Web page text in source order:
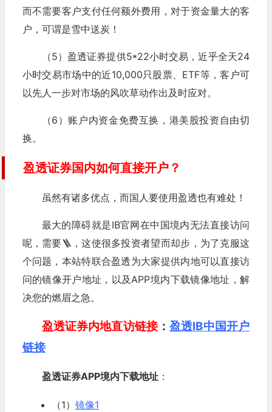
而不需要客户支付任何额外费用，对于资金量大的客
户，可谓是雪中送炭！
（5）盈透证券提供5*22小时交易，近乎全天24
小时交易市场中的近10,000只股票、ETF等，客户可
以先人一步对市场的风吹草动作出及时应对。
（6）账户内资金免费互换，港美股投资自由切
换。
盈透证券国内如何直接开户？
虽然有诸多优点，而国人要使用盈透也有难处！
最大的障碍就是IB官网在中国境内无法直接访问
呢，需要🪜，这使很多投资者望而却步，为了克服这
个问题，本站特联合盈透为大家提供内地可以直接访
问的镜像开户地址，以及APP境内下载镜像地址，解
决您的燃眉之急。
盈透证券内地直访链接：盈透IB中国开户
链接
盈透证券APP境内下载地址：
（1） 镜像1